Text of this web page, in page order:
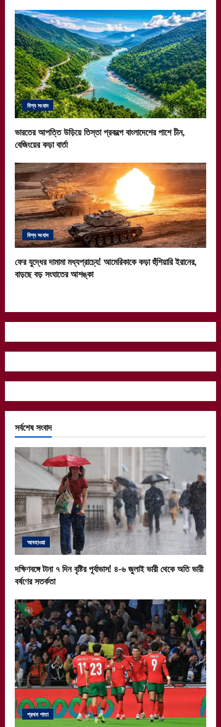
বিশ্ব সংবাদ
ভারতের আপত্তি উড়িয়ে তিস্তা প্রকল্পে বাংলাদেশের পাশে চীন,
বেজিংয়ের কড়া বার্তা
বিশ্ব সংবাদ
ফের যুদ্ধের দামামা মধ্যপ্রাচ্যে! আমেরিকাকে কড়া হুঁশিয়ারি ইরানের,
বাড়ছে বড় সংঘাতের আশঙ্কা
সর্বশেষ সংবাদ
আবহাওয়া
দক্ষিণবঙ্গে টানা ৭ দিন বৃষ্টির পূর্বাভাস! ৪-৬ জুলাই ভারী থেকে অতি ভারী
বর্ষণের সতর্কতা
প্রথম পাতা